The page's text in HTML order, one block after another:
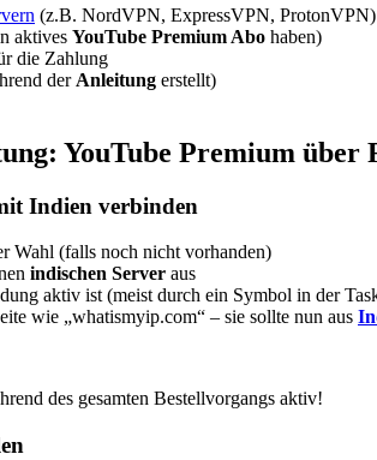
(z.B. NordVPN, ExpressVPN, ProtonVPN)
aktives YouTube Premium Abo haben)
die Zahlung
der Anleitung erstellt)
: YouTube Premium über
Indien verbinden
Wahl (falls noch nicht vorhanden)
indischen Server aus
aktiv ist (meist durch ein Symbol in der
wie „whatismyip.com“ – sie sollte nun aus
des gesamten Bestellvorgangs aktiv!